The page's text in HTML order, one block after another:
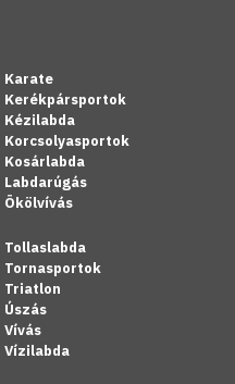
Karate
Kerékpársportok
Kézilabda
Korcsolyasportok
Kosárlabda
Labdarúgás
Ökölvívás
Tollaslabda
Tornasportok
Triatlon
Úszás
Vívás
Vízilabda